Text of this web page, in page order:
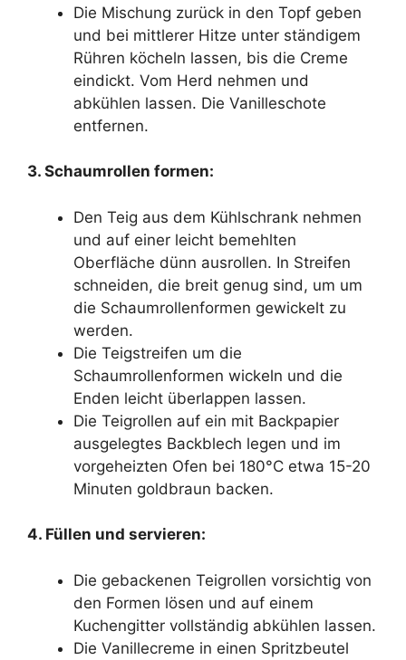
Die Mischung zurück in den Topf geben
und bei mittlerer Hitze unter ständigem
Rühren köcheln lassen, bis die Creme
eindickt. Vom Herd nehmen und
abkühlen lassen. Die Vanilleschote
entfernen.
3. Schaumrollen formen:
Den Teig aus dem Kühlschrank nehmen
und auf einer leicht bemehlten
Oberfläche dünn ausrollen. In Streifen
schneiden, die breit genug sind, um um
die Schaumrollenformen gewickelt zu
werden.
Die Teigstreifen um die
Schaumrollenformen wickeln und die
Enden leicht überlappen lassen.
Die Teigrollen auf ein mit Backpapier
ausgelegtes Backblech legen und im
vorgeheizten Ofen bei 180°C etwa 15-20
Minuten goldbraun backen.
4. Füllen und servieren:
Die gebackenen Teigrollen vorsichtig von
den Formen lösen und auf einem
Kuchengitter vollständig abkühlen lassen.
Die Vanillecreme in einen Spritzbeutel